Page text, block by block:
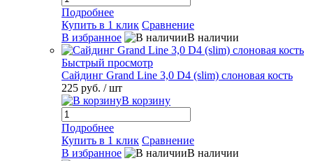
Подробнее
Купить в 1 клик Сравнение
В избранное
В наличии
Быстрый просмотр
Сайдинг Grand Line 3,0 D4 (slim) слоновая кость
225 руб. / шт
В корзину
Подробнее
Купить в 1 клик Сравнение
В избранное
В наличии